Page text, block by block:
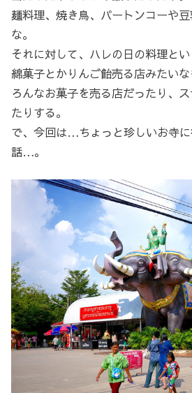
麺料理、焼き鳥、パートンコーや
な。
それに対して、ハレの日の料理と
綿菓子とかりんご飴売る店みたい
ろんなお菓子を売る店だったり、
たりする。
で、今回は…ちょっと珍しいお寺
話…。